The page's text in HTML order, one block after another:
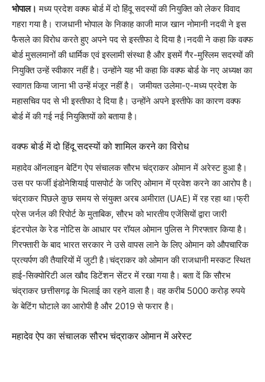
भोपाल। मध्य प्रदेश वक्फ बोर्ड में दो हिंदू सदस्यों की नियुक्ति को लेकर विवाद
गहरा गया है। राजधानी भोपाल के निकाह काजी माज खान नोमानी नदवी ने इस
फैसले का विरोध करते हुए अपने पद से इस्तीफा दे दिया है।नदवी ने कहा कि वक्फ
बोर्ड मुसलमानों की धार्मिक एवं इस्लामी संस्था है और इसमें गैर-मुस्लिम सदस्यों की
नियुक्ति उन्हें स्वीकार नहीं है। उन्होंने यह भी कहा कि वक्फ बोर्ड के नए अध्यक्ष का
स्वागत किया जाना भी उन्हें मंजूर नहीं है। जमीयत उलेमा-ए-मध्य प्रदेश के
महासचिव पद से भी इस्तीफा दे दिया है। उन्होंने अपने इस्तीफे का कारण वक्फ
बोर्ड में की गई नई नियुक्तियों को बताया है।
वक्फ बोर्ड में दो हिंदू सदस्यों को शामिल करने का विरोध
महादेव ऑनलाइन बेटिंग ऐप संचालक सौरभ चंद्राकर ओमान में अरेस्ट हुआ है।
उस पर फर्जी इंडोनेशियाई पासपोर्ट के जरिए ओमान में प्रवेश करने का आरोप है।
चंद्राकर पिछले कुछ समय से संयुक्त अरब अमीरात (UAE) में रह रहा था।फ्री
प्रेस जर्नल की रिपोर्ट के मुताबिक, सौरभ को भारतीय एजेंसियों द्वारा जारी
इंटरपोल के रेड नोटिस के आधार पर रॉयल ओमान पुलिस ने गिरफ्तार किया है।
गिरफ्तारी के बाद भारत सरकार ने उसे वापस लाने के लिए ओमान को औपचारिक
प्रत्यर्पण की तैयारियों में जुटी है।चंद्राकर को ओमान की राजधानी मस्कट स्थित
हाई-सिक्योरिटी अल खौद डिटेंशन सेंटर में रखा गया है। बता दें कि सौरभ
चंद्राकर छत्तीसगढ़ के भिलाई का रहने वाला है। वह करीब 5000 करोड़ रुपये
के बेटिंग घोटाले का आरोपी है और 2019 से फरार है।
महादेव ऐप का संचालक सौरभ चंद्राकर ओमान में अरेस्ट